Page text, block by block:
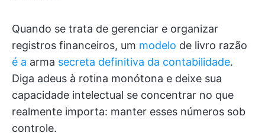
Quando se trata de gerenciar e organizar
registros financeiros, um modelo de livro razão
é a arma secreta definitiva da contabilidade.
Diga adeus à rotina monótona e deixe sua
capacidade intelectual se concentrar no que
realmente importa: manter esses números sob
controle.